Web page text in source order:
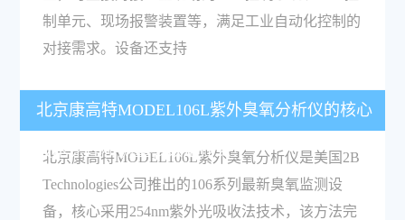
制单元、现场报警装置等，满足工业自动化控制的
对接需求。设备还支持
北京康高特MODEL106L紫外臭氧分析仪的核心
技术原理和测量参数是什么？
北京康高特MODEL106L紫外臭氧分析仪是美国2B
Technologies公司推出的106系列最新臭氧监测设
备，核心采用254nm紫外光吸收法技术，该方法完